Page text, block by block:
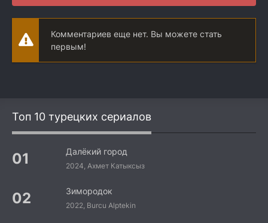
Комментариев еще нет. Вы можете стать
первым!
Топ 10 турецких сериалов
Далёкий город
2024, Ахмет Катыксыз
Зимородок
2022, Burcu Alptekin